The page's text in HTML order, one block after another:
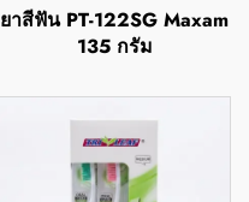
ยาสีฟัน PT-122SG Maxam
135 กรัม